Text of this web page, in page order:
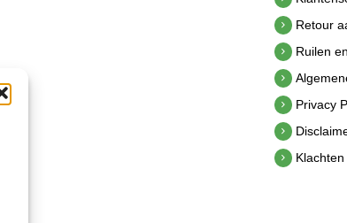
Retour
Ruilen
Privacy
Klachten